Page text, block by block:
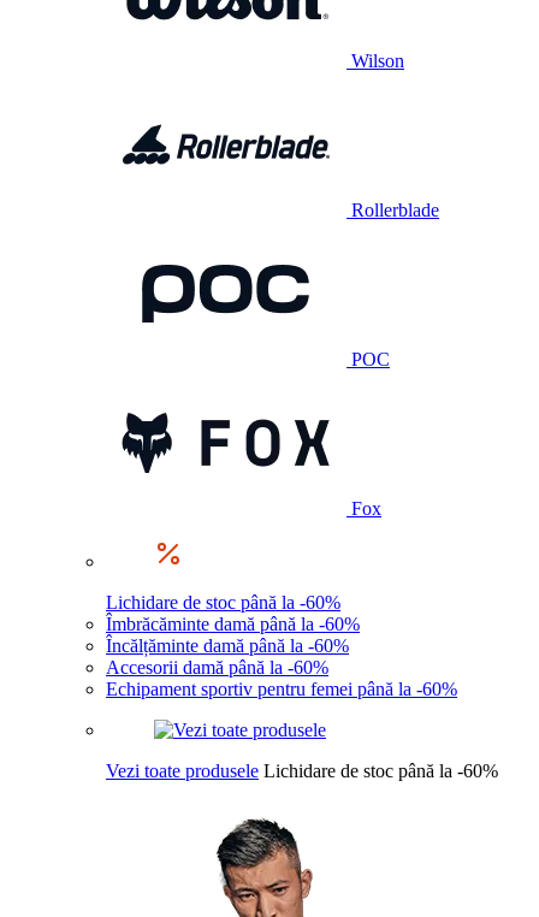
Wilson
Rollerblade
POC
Fox
Lichidare de stoc până la -60%
Îmbrăcăminte damă până la -60%
Încălțăminte damă până la -60%
Accesorii damă până la -60%
Echipament sportiv pentru femei până la -60%
Vezi toate produsele Lichidare de stoc până la -60%